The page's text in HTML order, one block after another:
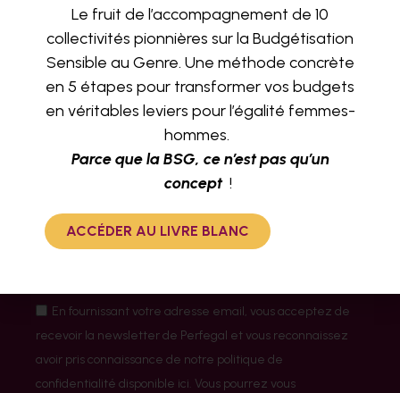
HOMMES DANS
LES ENTREPRISES ET LES TERRITOIRES
ABONNEZ-VOUS À NOTRE NEWSLETTER
En fournissant votre adresse email, vous acceptez de
recevoir la newsletter de Perfegal et vous reconnaissez
avoir pris connaissance de notre politique de
confidentialité disponible ici. Vous pourrez vous
Le fruit de l’accompagnement de 10
collectivités pionnières sur la Budgétisation
Sensible au Genre. Une méthode concrète
en 5 étapes pour transformer vos budgets
en véritables leviers pour l’égalité femmes-
hommes.
Parce que la BSG, ce n’est pas qu’un
concept!
ACCÉDER AU LIVRE BLANC